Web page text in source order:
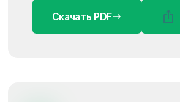
Скачать PDF